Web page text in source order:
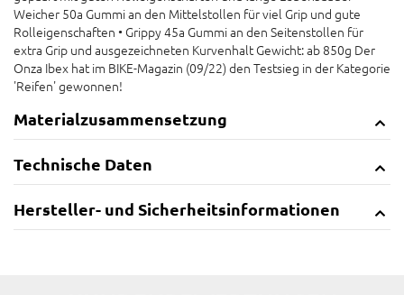
Weicher 50a Gummi an den Mittelstollen für viel Grip und gute
Rolleigenschaften • Grippy 45a Gummi an den Seitenstollen für
extra Grip und ausgezeichneten Kurvenhalt Gewicht: ab 850g Der
Onza Ibex hat im BIKE-Magazin (09/22) den Testsieg in der Kategorie
'Reifen' gewonnen!
Materialzusammensetzung
Technische Daten
Hersteller- und Sicherheitsinformationen